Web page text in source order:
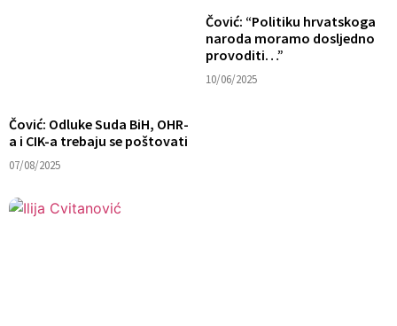
Čović: Odluke Suda BiH, OHR-
a i CIK-a trebaju se poštovati
07/08/2025
Čović: “Politiku hrvatskoga
naroda moramo dosljedno
provoditi…”
10/06/2025